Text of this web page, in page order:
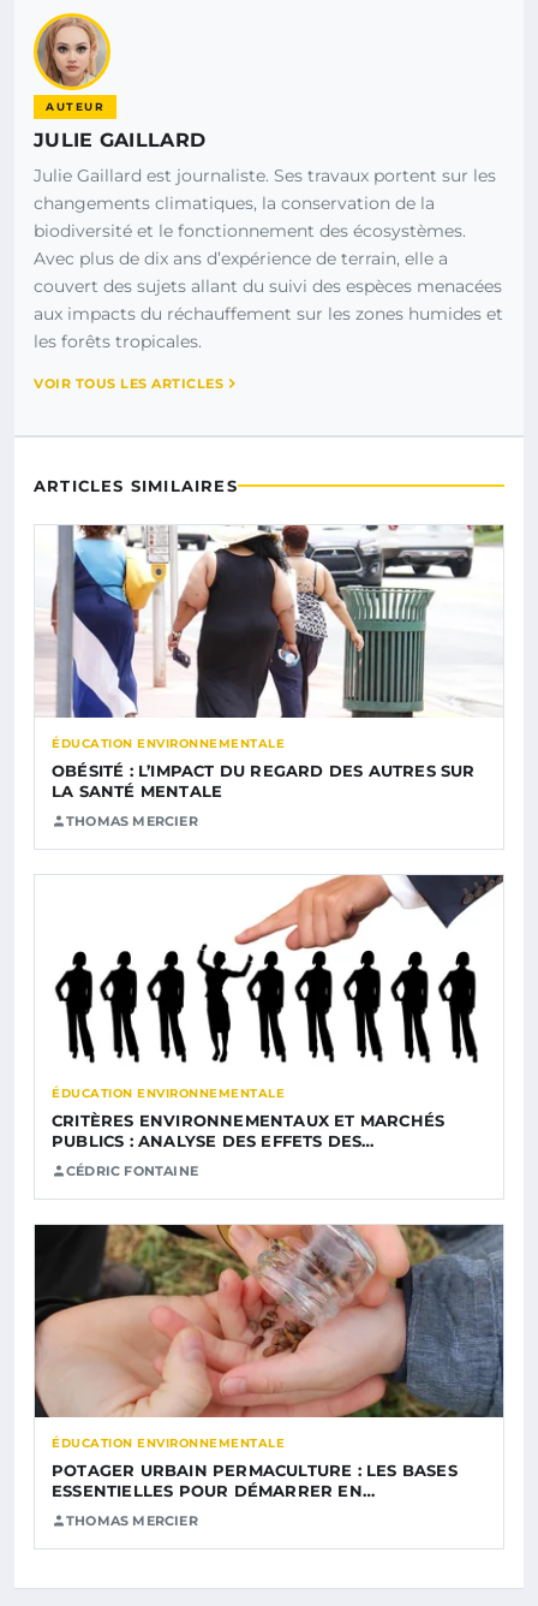
AUTEUR
JULIE GAILLARD
Julie Gaillard est journaliste. Ses travaux portent sur les
changements climatiques, la conservation de la
biodiversité et le fonctionnement des écosystèmes.
Avec plus de dix ans d’expérience de terrain, elle a
couvert des sujets allant du suivi des espèces menacées
aux impacts du réchauffement sur les zones humides et
les forêts tropicales.
VOIR TOUS LES ARTICLES
ARTICLES SIMILAIRES
ÉDUCATION ENVIRONNEMENTALE
OBÉSITÉ : L’IMPACT DU REGARD DES AUTRES SUR
LA SANTÉ MENTALE
THOMAS MERCIER
ÉDUCATION ENVIRONNEMENTALE
CRITÈRES ENVIRONNEMENTAUX ET MARCHÉS
PUBLICS : ANALYSE DES EFFETS DES…
CÉDRIC FONTAINE
ÉDUCATION ENVIRONNEMENTALE
POTAGER URBAIN PERMACULTURE : LES BASES
ESSENTIELLES POUR DÉMARRER EN…
THOMAS MERCIER